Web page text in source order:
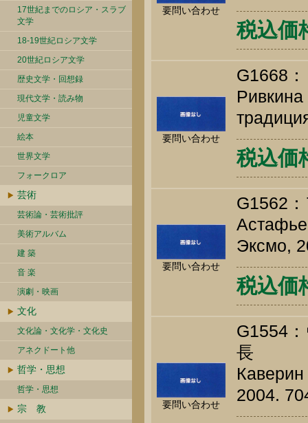
17世紀までのロシア・スラブ
文学
18-19世紀ロシア文学
20世紀ロシア文学
歴史文学・回想録
現代文学・読み物
児童文学
絵本
世界文学
フォークロア
芸術
芸術論・芸術批評
美術アルバム
建 築
音 楽
演劇・映画
文化
文化論・文化学・文化史
アネクドート他
哲学・思想
哲学・思想
宗 教
要問い合わせ
税込価
要問い合わせ
G1668
税込価
要問い合わせ
G1562
Эксмо,
税込価
要問い合わせ
G1554
長
2004.